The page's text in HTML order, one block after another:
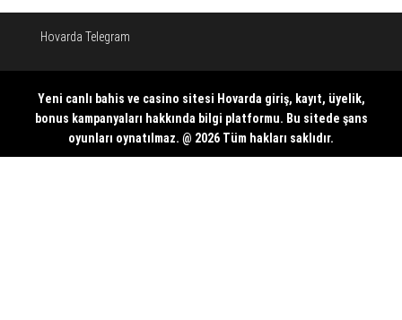
Hovarda Telegram
Yeni canlı bahis ve casino sitesi Hovarda giriş, kayıt, üyelik,
bonus kampanyaları hakkında bilgi platformu. Bu sitede şans
oyunları oynatılmaz. @ 2026 Tüm hakları saklıdır.